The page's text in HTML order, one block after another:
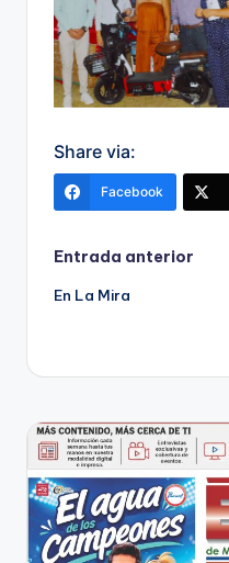
Share via:
Facebook
Navegación
de
Entrada anterior
En La Mira